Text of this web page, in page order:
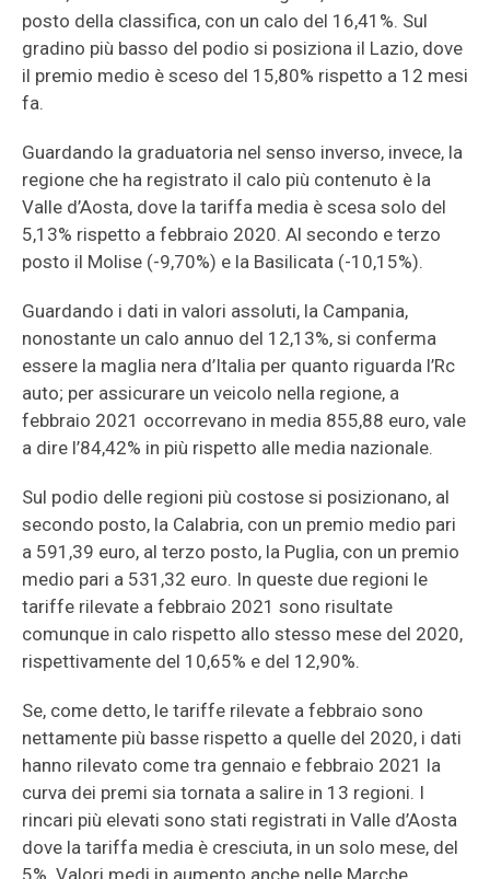
posto della classifica, con un calo del 16,41%. Sul
gradino più basso del podio si posiziona il Lazio, dove
il premio medio è sceso del 15,80% rispetto a 12 mesi
fa.
Guardando la graduatoria nel senso inverso, invece, la
regione che ha registrato il calo più contenuto è la
Valle d’Aosta, dove la tariffa media è scesa solo del
5,13% rispetto a febbraio 2020. Al secondo e terzo
posto il Molise (-9,70%) e la Basilicata (-10,15%).
Guardando i dati in valori assoluti, la Campania,
nonostante un calo annuo del 12,13%, si conferma
essere la maglia nera d’Italia per quanto riguarda l’Rc
auto; per assicurare un veicolo nella regione, a
febbraio 2021 occorrevano in media 855,88 euro, vale
a dire l’84,42% in più rispetto alle media nazionale.
Sul podio delle regioni più costose si posizionano, al
secondo posto, la Calabria, con un premio medio pari
a 591,39 euro, al terzo posto, la Puglia, con un premio
medio pari a 531,32 euro. In queste due regioni le
tariffe rilevate a febbraio 2021 sono risultate
comunque in calo rispetto allo stesso mese del 2020,
rispettivamente del 10,65% e del 12,90%.
Se, come detto, le tariffe rilevate a febbraio sono
nettamente più basse rispetto a quelle del 2020, i dati
hanno rilevato come tra gennaio e febbraio 2021 la
curva dei premi sia tornata a salire in 13 regioni. I
rincari più elevati sono stati registrati in Valle d’Aosta
dove la tariffa media è cresciuta, in un solo mese, del